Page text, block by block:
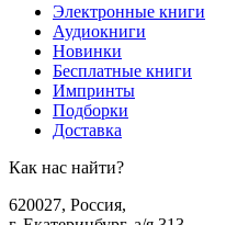
Электронные книги
Аудиокниги
Новинки
Бесплатные книги
Импринты
Подборки
Доставка
Как нас найти?
620027, Россия,